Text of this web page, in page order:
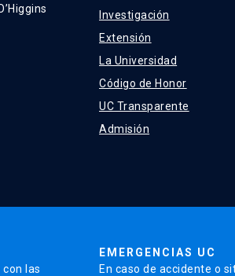
Investigación
Extensión
La Universidad
Código de Honor
UC Transparente
Admisión
las
EMERGENCIAS UC
En caso de accidente o